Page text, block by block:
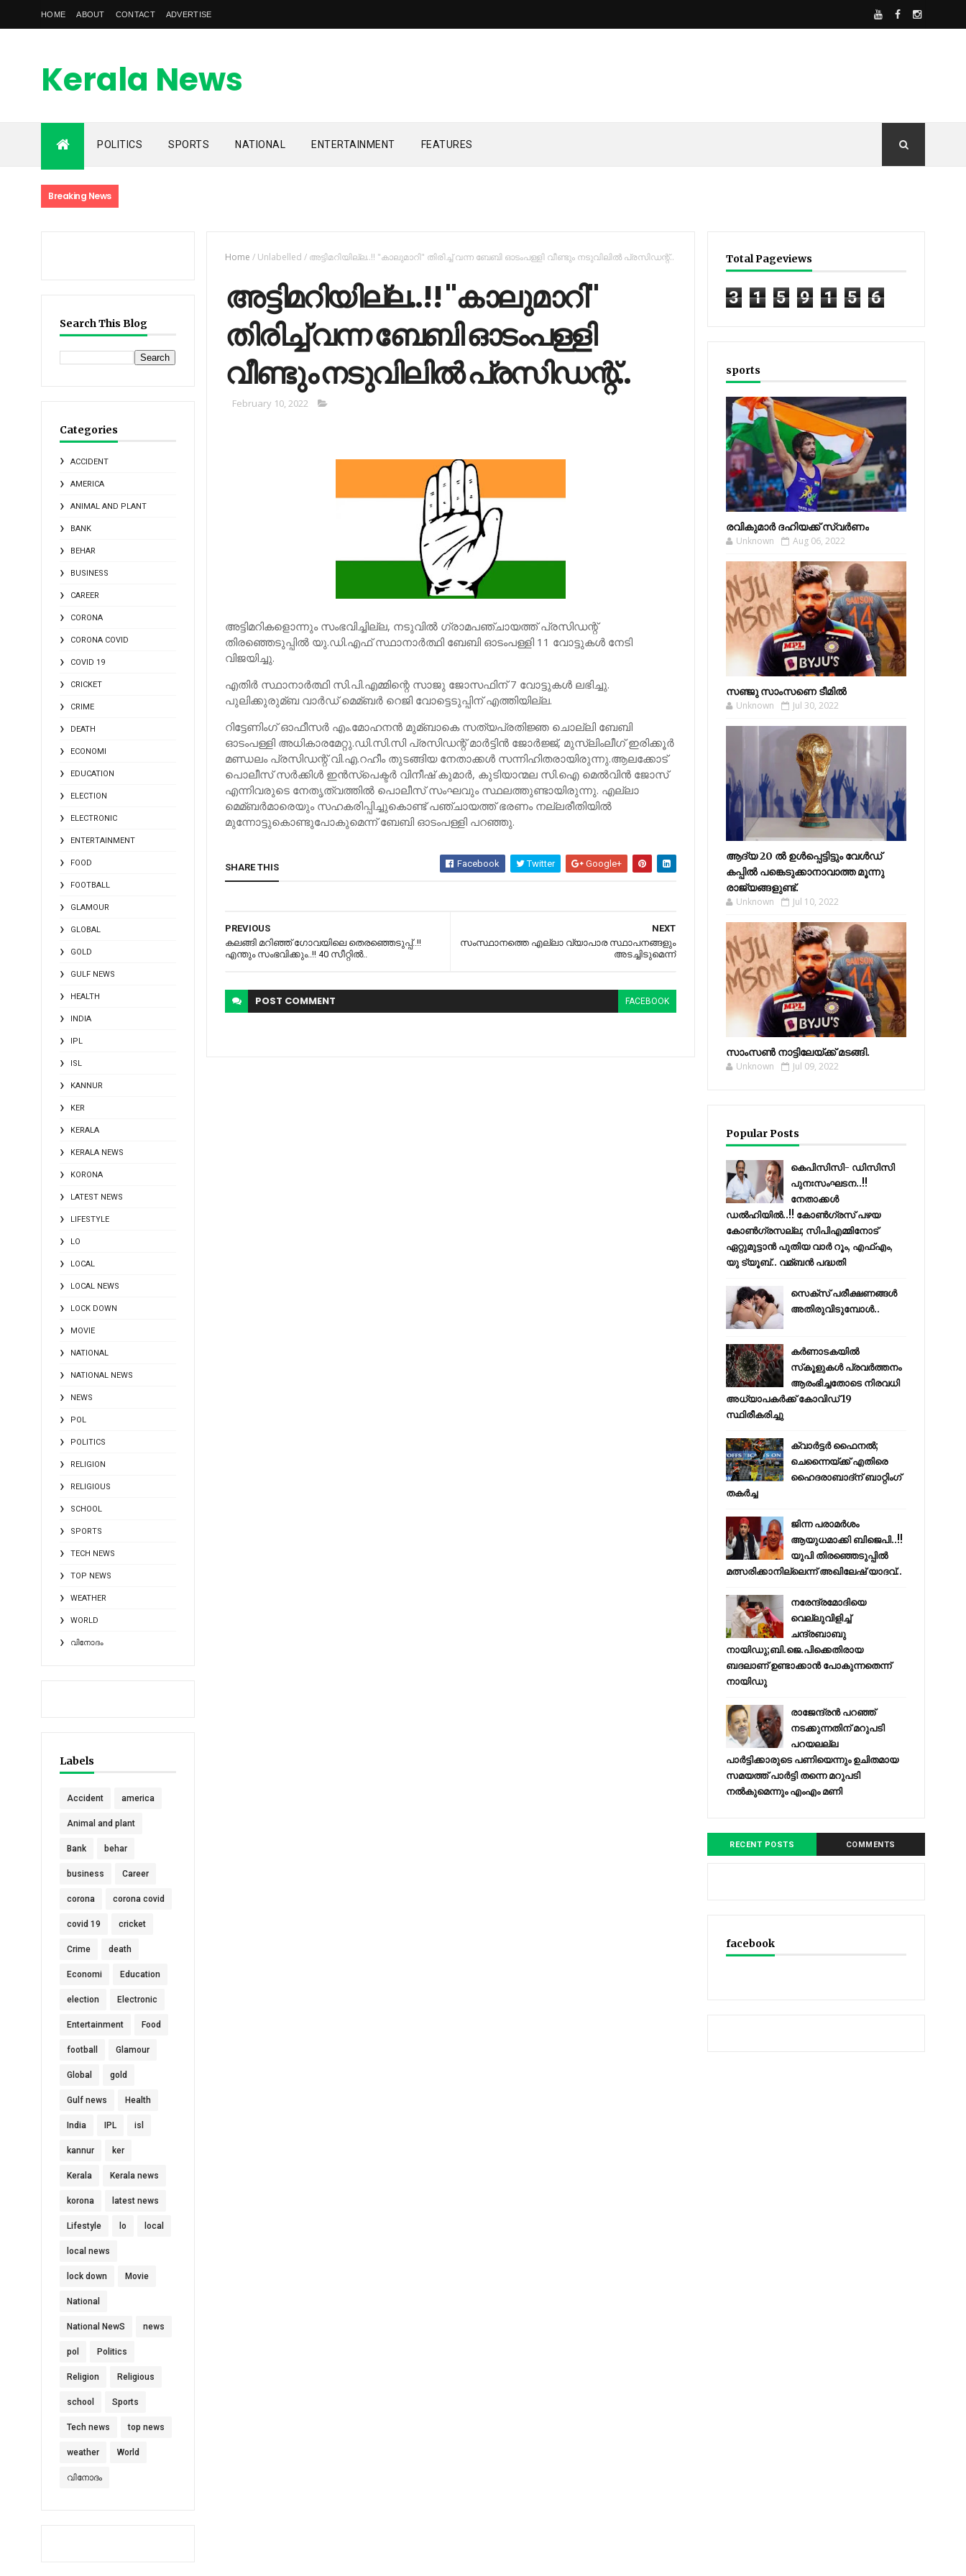
HOME ABOUT CONTACT ADVERTISE
Kerala News
Feed
kerala news feed is the one of the best malayalam online
POLITICS SPORTS NATIONAL ENTERTAINMENT FEATURES
Breaking News
Search This Blog
Categories
ACCIDENT
AMERICA
ANIMAL AND PLANT
BANK
BEHAR
BUSINESS
CAREER
CORONA
CORONA COVID
COVID 19
CRICKET
CRIME
DEATH
ECONOMI
EDUCATION
ELECTION
ELECTRONIC
ENTERTAINMENT
FOOD
FOOTBALL
GLAMOUR
GLOBAL
GOLD
GULF NEWS
HEALTH
INDIA
IPL
ISL
KANNUR
KER
KERALA
KERALA NEWS
KORONA
LATEST NEWS
LIFESTYLE
LO
LOCAL
LOCAL NEWS
LOCK DOWN
MOVIE
NATIONAL
NATIONAL NEWS
NEWS
POL
POLITICS
RELIGION
RELIGIOUS
SCHOOL
SPORTS
TECH NEWS
TOP NEWS
WEATHER
WORLD
വിനോദം
Labels
Accident america
Animal and plant
Bank behar
business Career
corona corona covid
covid 19 cricket
Crime death
Economi Education
election Electronic
Entertainment Food
football Glamour
Global gold
Gulf news Health
India IPL isl
kannur ker
Kerala Kerala news
korona latest news
Lifestyle lo local
local news
lock down Movie
National
National NewS news
pol Politics
Religion Religious
school Sports
Tech news top news
weather World
വിനോദം
Home / Unlabelled/ അട്ടിമറിയില്ല..!! "കാലുമാറി" തിരിച്ച് വന്ന ബേബി ഓടംപള്ളി വീണ്ടും നടുവിലില്‍ പ്രസിഡന്റ്..
അട്ടിമറിയില്ല..!! "കാലുമാറി"
തിരിച്ച് വന്ന ബേബി ഓടംപള്ളി
വീണ്ടും നടുവിലില്‍ പ്രസിഡന്റ്..
February 10, 2022
അട്ടിമറികളൊന്നും സംഭവിച്ചില്ല, നടുവില്‍ ഗ്രാമപഞ്ചായത്ത് പ്രസിഡന്റ്
തിരഞ്ഞെടുപ്പില്‍ യു.ഡി.എഫ് സ്ഥാനാര്‍ത്ഥി ബേബി ഓടംപള്ളി 11 വോട്ടുകള്‍ നേടി
വിജയിച്ചു.
എതിര്‍ സ്ഥാനാര്‍ത്ഥി സി.പി.എമ്മിന്റെ സാജു ജോസഫിന് 7 വോട്ടുകള്‍ ലഭിച്ചു.
പുലിക്കുരുമ്ബ വാര്‍ഡ് മെമ്ബര്‍ റെജി വോട്ടെടുപ്പിന് എത്തിയില്ല.
റിട്ടേണിംഗ് ഓഫീസര്‍ എം.മോഹനന്‍ മുമ്ബാകെ സത്യപ്രതിജ്ഞ ചൊല്ലി ബേബി
ഓടംപള്ളി അധികാരമേറ്റു.ഡി.സി.സി പ്രസിഡന്റ് മാര്‍ട്ടിന്‍ ജോര്‍ജ്ജ്, മുസ്ലിംലീഗ് ഇരിക്കൂര്‍
മണ്ഡലം പ്രസിഡന്റ് വി.എ.റഹീം തുടങ്ങിയ നേതാക്കള്‍ സന്നിഹിതരായിരുന്നു.ആലക്കോട്
പൊലീസ് സര്‍ക്കിള്‍ ഇന്‍സ്‌പെക്ടര്‍ വിനീഷ് കുമാര്‍, കുടിയാന്മല സി.ഐ മെല്‍വിന്‍ ജോസ്
എന്നിവരുടെ നേതൃത്വത്തില്‍ പൊലീസ് സംഘവും സ്ഥലത്തുണ്ടായിരുന്നു. എല്ലാ
മെമ്ബര്‍മാരെയും സഹകരിപ്പിച്ചുകൊണ്ട് പഞ്ചായത്ത് ഭരണം നല്ലരീതിയില്‍
മുന്നോട്ടുകൊണ്ടുപോകുമെന്ന് ബേബി ഓടംപള്ളി പറഞ്ഞു.
SHARE THIS Facebook Twitter Google+
NEXT
സംസ്ഥാനത്തെ എല്ലാ വ്യാപാര സ്ഥാപനങ്ങളും
അടച്ചിടുമെന്ന്
PREVIOUS
കലങ്ങി മറിഞ്ഞ് ഗോവയിലെ തെരഞ്ഞെടുപ്പ്..!!
എന്തും സംഭവിക്കും..!! 40 സീറ്റിൽ..
POST COMMENT FACEBOOK
Total Pageviews
3 1 5 9 1 5 6
sports
രവികുമാര്‍ ദഹിയക്ക് സ്വര്‍ണം
Unknown Aug 06, 2022
സഞ്ജു സാംസണെ ടീമില്‍
Unknown Jul 30, 2022
ആദ്യ 20 ല്‍ ഉള്‍പ്പെട്ടിട്ടും വേള്‍ഡ്
കപ്പില്‍ പങ്കെടുക്കാനാവാത്ത മൂന്നു
രാജ്യങ്ങളുണ്ട്.
Unknown Jul 10, 2022
സാംസണ്‍ നാട്ടിലേയ്‌ക്ക് മടങ്ങി.
Unknown Jul 09, 2022
Popular Posts
കെപിസിസി- ഡിസിസി
പുനഃസംഘടന..!!
നേതാക്കൾ
ഡൽഹിയിൽ..!! കോണ്‍ഗ്രസ് പഴയ
കോണ്‍ഗ്രസല്ല; സിപിഎമ്മിനോട്
ഏറ്റുമുട്ടാന്‍ പുതിയ വാര്‍ റൂം, എഫ്‌എം,
യു ട്യൂബ്.. വമ്ബന്‍ പദ്ധതി
സെക്സ് പരീക്ഷണങ്ങൾ
അതിരുവിടുമ്പോൾ..
കര്‍ണാടകയില്‍
സ്‌കൂളുകള്‍ പ്രവര്‍ത്തനം
ആരംഭിച്ചതോടെ നിരവധി
അധ്യാപകര്‍ക്ക് കോവിഡ് 19
സ്ഥിരീകരിച്ചു
ക്വാർട്ടർ ഫൈനൽ;
ചെന്നൈയ്ക്ക് എതിരെ
ഹൈദരാബാദ്ന് ബാറ്റിംഗ്
തകർച്ച
ജിന്ന പരാമര്‍ശം
ആയുധമാക്കി ബിജെപി..!!
യുപി തിരഞ്ഞെടുപ്പില്‍
മത്സരിക്കാനില്ലെന്ന് അഖിലേഷ് യാദവ്..
നരേന്ദ്രമോദിയെ
വെല്ലുവിളിച്ച്
ചന്ദ്രബാബു
നായിഡു;ബി.ജെ.പിക്കെതിരായ
ബദലാണ് ഉണ്ടാക്കാന്‍ പോകുന്നതെന്ന്
നായിഡു
രാജേന്ദ്രന്‍ പറഞ്ഞ്
നടക്കുന്നതിന് മറുപടി
പറയലല്ല
പാര്‍ട്ടിക്കാരുടെ പണിയെന്നും ഉചിതമായ
സമയത്ത് പാര്‍ട്ടി തന്നെ മറുപടി
നല്‍കുമെന്നും എംഎം മണി
RECENT POSTS COMMENTS
facebook